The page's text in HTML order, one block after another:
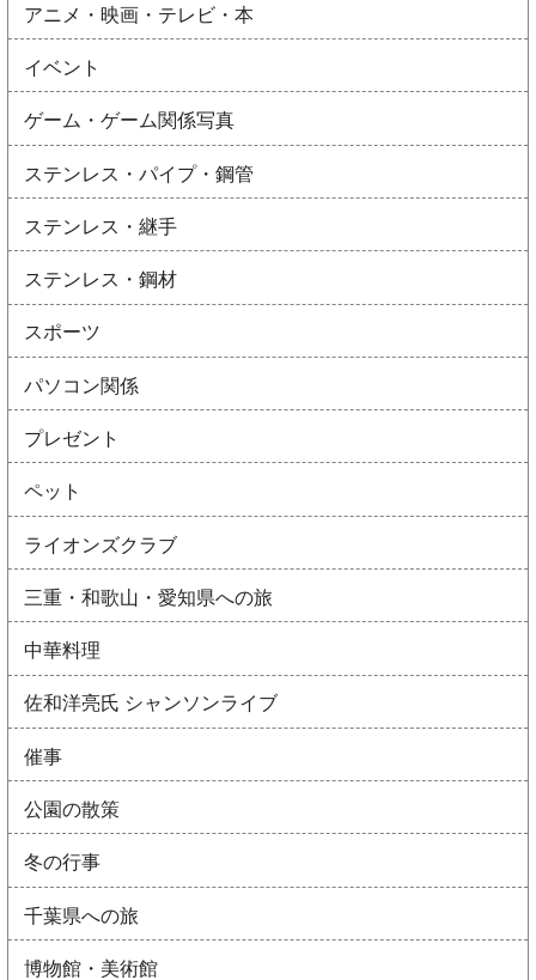
アニメ・映画・テレビ・本
イベント
ゲーム・ゲーム関係写真
ステンレス・パイプ・鋼管
ステンレス・継手
ステンレス・鋼材
スポーツ
パソコン関係
プレゼント
ペット
ライオンズクラブ
三重・和歌山・愛知県への旅
中華料理
佐和洋亮氏 シャンソンライブ
催事
公園の散策
冬の行事
千葉県への旅
博物館・美術館